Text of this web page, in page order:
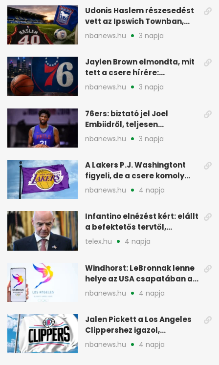
Udonis Haslem részesedést
vett az Ipswich Townban,
Premier League-szereplés
nbanews.hu 3 napja
Jaylen Brown elmondta, mit
tett a csere hírére:
elhajította a telefonját
nbanews.hu 3 napja
76ers: biztató jel Joel
Embiidről, teljesen
egészségesen készül
nbanews.hu 3 napja
A Lakers P.J. Washingtont
figyeli, de a csere komoly
akadályokba ütközhet
nbanews.hu 4 napja
Infantino elnézést kért: elállt
a befektetős tervtől,
maradhat FIFA-elnök
telex.hu 4 napja
Windhorst: LeBronnak lenne
helye az USA csapatában a
2028-as olimpián
nbanews.hu 4 napja
Jalen Pickett a Los Angeles
Clippershez igazol,
kétirányú szerződéssel
nbanews.hu 4 napja